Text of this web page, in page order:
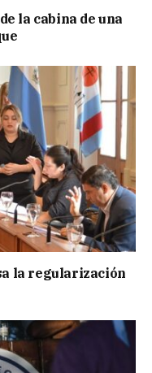
la cabina de una
la regularización